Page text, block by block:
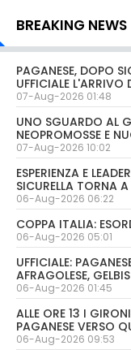
BREAKING NEWS
PAGANESE, DOPO
UFFICIALE
07-Aug-2026 01:48
UNO SGUARDO AL
NEOPROMOSSE E
07-Aug-2026 10:02
ESPERIENZA E
SICURELLA TORNA
06-Aug-2026 06:22
COPPA ITALIA:
06-Aug-2026 05:01
UFFICIALE:
AFRAGOLESE,
06-Aug-2026 01:45
ALLE ORE 13 I
PAGANESE VERSO
06-Aug-2026 09:53